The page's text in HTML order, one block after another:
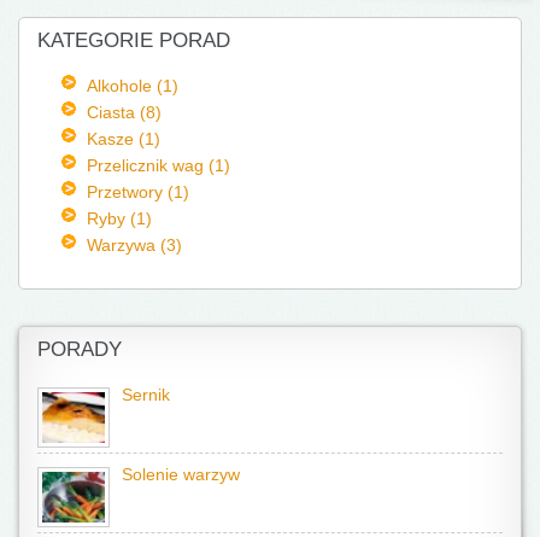
KATEGORIE PORAD
Alkohole (1)
Ciasta (8)
Kasze (1)
Przelicznik wag (1)
Przetwory (1)
Ryby (1)
Warzywa (3)
PORADY
Sernik
Solenie warzyw